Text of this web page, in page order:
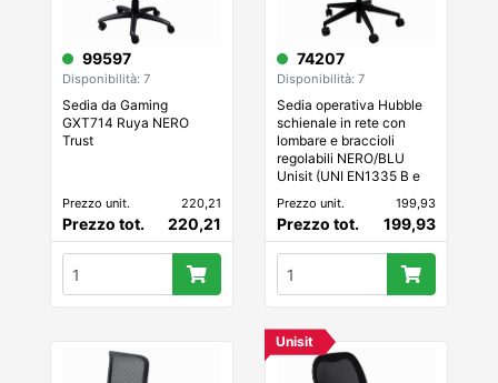
99597
Disponibilità: 7
Sedia da Gaming
GXT714 Ruya NERO
Trust
Prezzo unit. 220,21
Prezzo tot. 220,21
74207
Disponibilità: 7
Sedia operativa Hubble
schienale in rete con
lombare e braccioli
regolabili NERO/BLU
Unisit (UNI EN1335 B e
D.L. 81/08)
Prezzo unit. 199,93
Prezzo tot. 199,93
Unisit